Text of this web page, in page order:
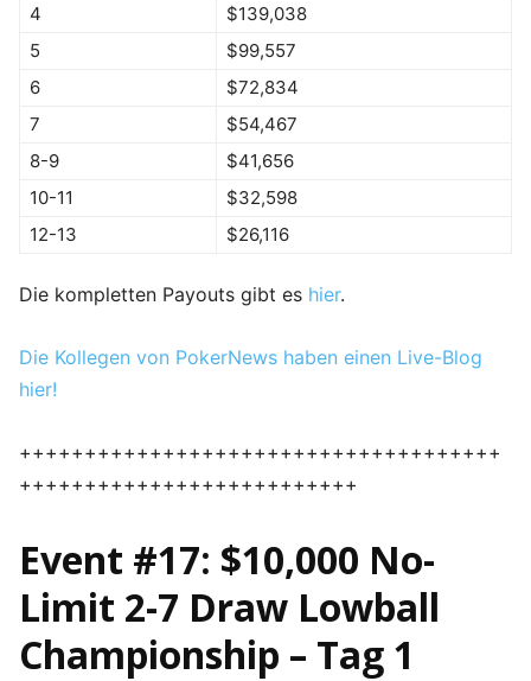
4
$139,038
5
$99,557
6
$72,834
7
$54,467
8-9
$41,656
10-11
$32,598
12-13
$26,116
Die kompletten Payouts gibt es hier.
Die Kollegen von PokerNews haben einen Live-Blog
hier!
+++++++++++++++++++++++++++++++++++++
++++++++++++++++++++++++++
Event #17: $10,000 No-
Limit 2-7 Draw Lowball
Championship – Tag 1